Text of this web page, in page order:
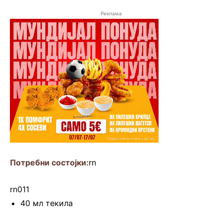
Реклама
Потребни состојки:rn
rn011
40 мл текила